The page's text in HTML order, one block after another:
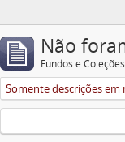
Não
Fundos e Coleções
Somente descrições